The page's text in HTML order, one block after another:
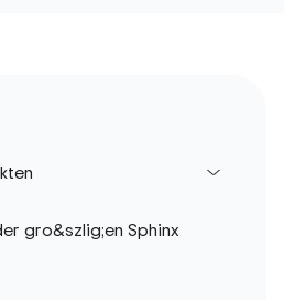
gro&szlig;en Sphinx